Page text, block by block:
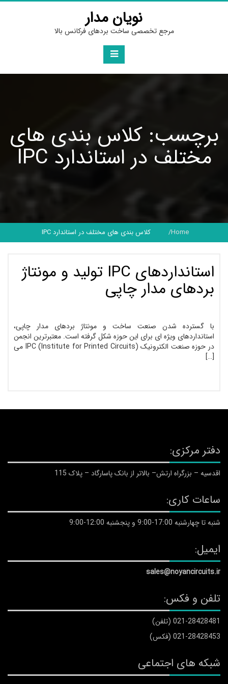
Skip
نویان مدار
مرجع تخصصی ساخت بردهای فرکانس بالا
برچسب: کلاس بندی های
مختلف در استاندارد IPC
Home کلاس بندی های مختلف در استاندارد IPC
استانداردهای IPC تولید و مونتاژ
بردهای مدار چاپی
با گسترده شدن صنعت ساخت و مونتاژ بردهای مدار چاپی،
استانداردهای ویژه ­ای برای این حوزه شکل گرفته است. معتبرترین انجمن
در حوزه صنعت الکترونیک (Institute for Printed Circuits) IPC می
[…]
دفتر مرکزی:
اقدسیه – بزرگراه ارتش– بالاتر از بانک پاسارگاد – پلاک 115
ساعات کاری:
شنبه تا چهارشنبه 17:00-9:00 و پنجشنبه 12:00-9:00
ایمیل:
sales@noyancircuits.ir
تلفن و فکس:
021-28428481 (تلفن)
021-28428453 (فکس)
شبکه های اجتماعی